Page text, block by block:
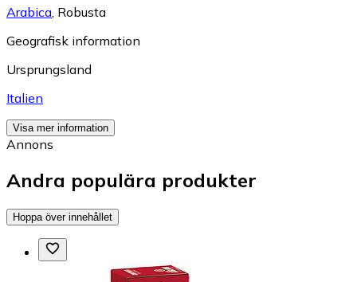
Arabica, Robusta
Geografisk information
Ursprungsland
Italien
Visa mer information
Annons
Andra populära produkter
Hoppa över innehållet